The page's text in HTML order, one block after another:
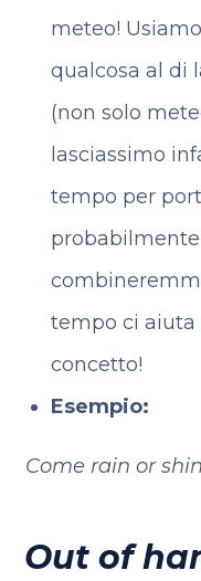
meteo!
qualcosa al di
(non solo
lasciassimo
tempo per
tempo ci aiuta
concetto!
Esempio:
Come rain or
Out of